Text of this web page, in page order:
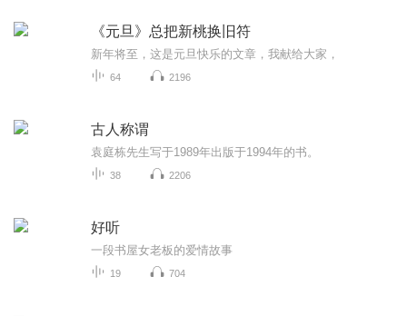
《元旦》总把新桃换旧符
新年将至，这是元旦快乐的文章，我献给大家，
64 2196
古人称谓
袁庭栋先生写于1989年出版于1994年的书。
38 2206
好听
一段书屋女老板的爱情故事
19 704